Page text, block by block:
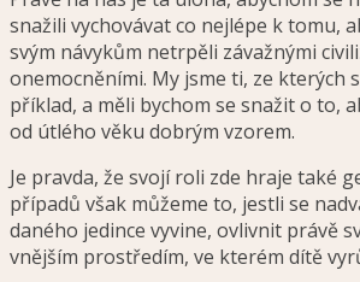
snažili vychovávat co nejlépe k tomu,
svým návykům netrpěli závažnými
onemocněními. My jsme ti, ze kterých
příklad, a měli bychom se snažit o to,
od útlého věku dobrým vzorem.
Je pravda, že svojí roli zde hraje také
případů však můžeme to, jestli se
daného jedince vyvine, ovlivnit právě
vnějším prostředím, ve kterém dítě